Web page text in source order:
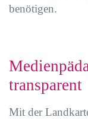
benötigen.
transparent
Mit der